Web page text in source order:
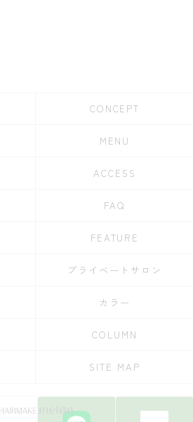
CONCEPT
MENU
ACCESS
FAQ
FEATURE
プライベートサロン
カラー
COLUMN
SITE MAP